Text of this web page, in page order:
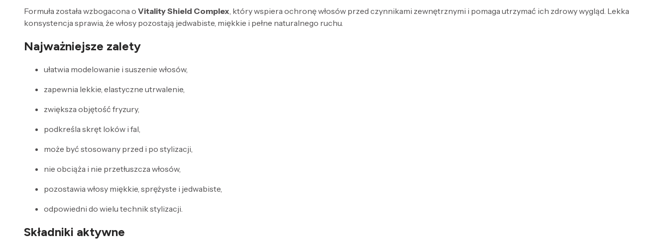
Formuła została wzbogacona o Vitality Shield Complex, który wspiera ochronę włosów przed czynnikami zewnętrznymi i pomaga utrzymać ich zdrowy wygląd. Lekka
konsystencja sprawia, że włosy pozostają jedwabiste, miękkie i pełne naturalnego ruchu.
Najważniejsze zalety
ułatwia modelowanie i suszenie włosów,
zapewnia lekkie, elastyczne utrwalenie,
zwiększa objętość fryzury,
podkreśla skręt loków i fal,
może być stosowany przed i po stylizacji,
nie obciąża i nie przetłuszcza włosów,
pozostawia włosy miękkie, sprężyste i jedwabiste,
odpowiedni do wielu technik stylizacji.
Składniki aktywne